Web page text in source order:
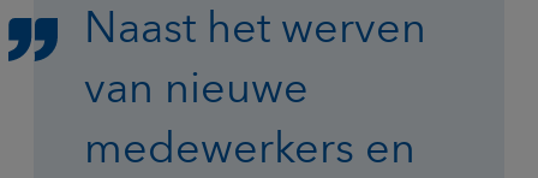
Naast het werven
van nieuwe
medewerkers en